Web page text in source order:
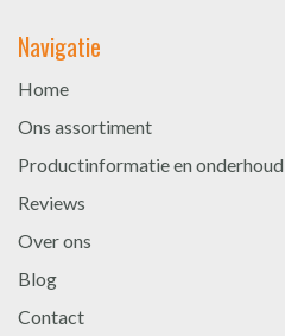
Navigatie
Home
Ons assortiment
Productinformatie en onderhoud
Reviews
Over ons
Blog
Contact